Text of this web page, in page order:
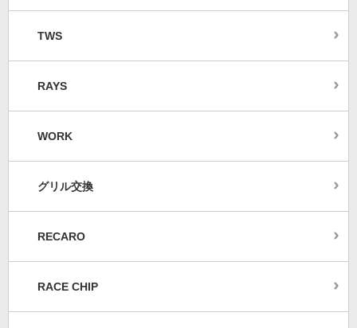
TWS
RAYS
WORK
グリル交換
RECARO
RACE CHIP